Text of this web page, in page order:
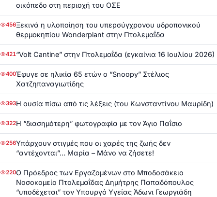
οικόπεδο στη περιοχή του ΟΣΕ
456Ξεκινά η υλοποίηση του υπερσύγχρονου υδροπονικού
θερμοκηπίου Wonderplant στην Πτολεμαΐδα
421“Volt Cantine” στην Πτολεμαΐδα (εγκαίνια 16 Ιουλίου 2026)
400Έφυγε σε ηλικία 65 ετών ο “Snoopy” Στέλιος
Χατζηπαναγιωτίδης
393Η ουσία πίσω από τις λέξεις (του Κωνσταντίνου Μαυρίδη)
322Η “διασημότερη” φωτογραφία με τον Άγιο Παΐσιο
256Υπάρχουν στιγμές που οι χαρές της ζωής δεν
“αντέχονται”… Μαρία – Μάνο να ζήσετε!
220Ο Πρόεδρος των Εργαζομένων στο Μποδοσάκειο
Νοσοκομείο Πτολεμαΐδας Δημήτρης Παπαδόπουλος
“υποδέχεται” τον Υπουργό Υγείας Άδωνι Γεωργιάδη